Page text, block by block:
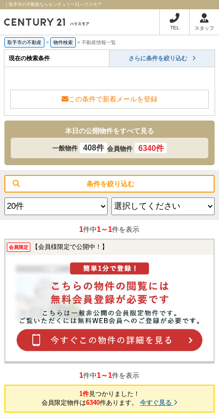
｜取手市の不動産ならセンチュリー21ハウスモア
TEL スタッフ
取手市の不動産 > 物件検索 > 不動産情報一覧
現在の検索条件 さらに条件を絞り込む
この条件で新着メールを登録
本日の公開物件をすべて見る
一般物件 408件 会員物件 6340件
条件を絞り込む
1件中1～1件を表示
会員限定 【会員様限定で公開中！】
1件中1～1件を表示
1件見つかりました！
会員限定物件は6340件あります。 今すぐ見る